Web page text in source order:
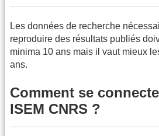
Les données de recherche
reproduire des résultats publiés
minima 10 ans mais il vaut mieux
ans.
Comment se
ISEM CNRS ?